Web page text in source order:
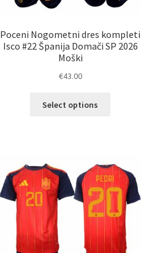
Poceni Nogometni dres kompleti
Isco #22 Španija Domači SP 2026
Moški
€43.00
Select options
Možnosti
lahko
izberete
strani
izdelka